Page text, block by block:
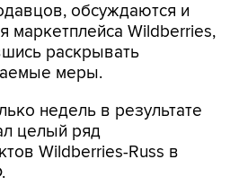
обсуждаются и
маркетплейса Wildberries,
раскрывать
меры.
недель в результате
целый ряд
Wildberries-Russ в